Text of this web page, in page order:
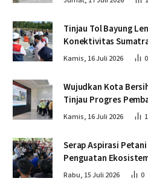
Tinjau Tol Bayung
Konektivitas
Kamis, 16 Juli 2026 0
Wujudkan Kota
Tinjau Progres
Kamis, 16 Juli 2026 1
Serap Aspirasi
Penguatan
Swasembada Pangan
Rabu, 15 Juli 2026 0